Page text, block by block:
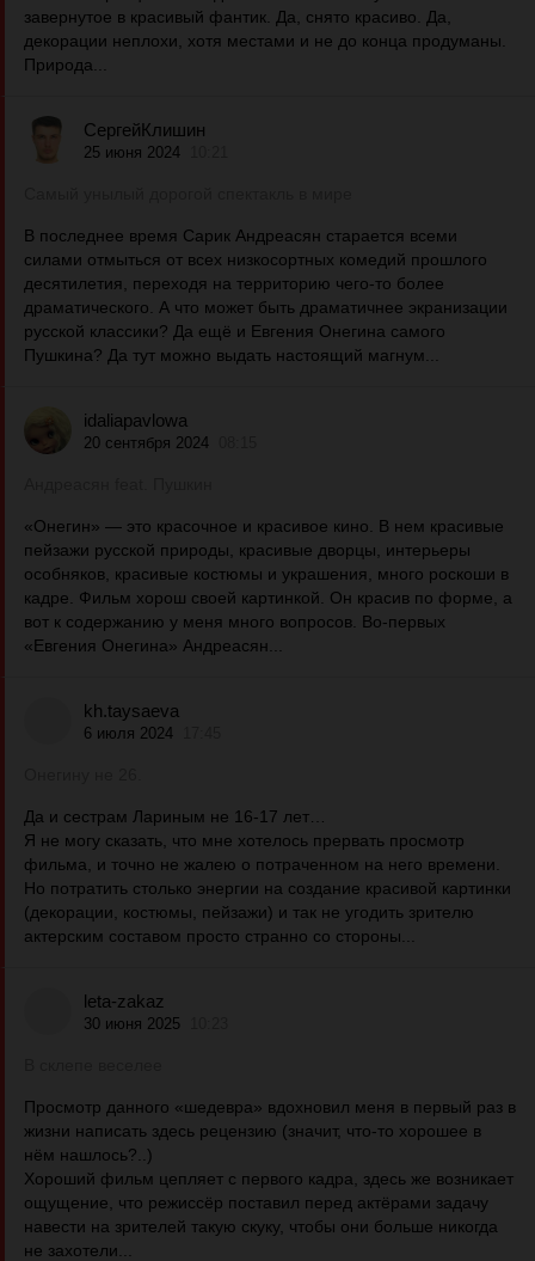
завернутое в красивый фантик. Да, снято красиво. Да,
декорации неплохи, хотя местами и не до конца продуманы.
Природа...
СергейКлишин
25 июня 2024
В последнее время Сарик Андреасян старается всеми
силами отмыться от всех низкосортных комедий прошлого
десятилетия, переходя на территорию чего-то более
драматического. А что может быть драматичнее экранизации
русской классики? Да ещё и Евгения Онегина самого
Пушкина? Да тут можно выдать настоящий магнум...
idaliapavlowa
20 сентября 2024
«Онегин» — это красочное и красивое кино. В нем красивые
пейзажи русской природы, красивые дворцы, интерьеры
особняков, красивые костюмы и украшения, много роскоши в
кадре. Фильм хорош своей картинкой. Он красив по форме, а
вот к содержанию у меня много вопросов. Во-первых
«Евгения Онегина» Андреасян...
kh.taysaeva
6 июля 2024
Да и сестрам Лариным не 16-17 лет…
Я не могу сказать, что мне хотелось прервать просмотр
фильма, и точно не жалею о потраченном на него времени.
Но потратить столько энергии на создание красивой картинки
(декорации, костюмы, пейзажи) и так не угодить зрителю
актерским составом просто странно со стороны...
leta-zakaz
30 июня 2025
Просмотр данного «шедевра» вдохновил меня в первый раз в
жизни написать здесь рецензию (значит, что-то хорошее в
нём нашлось?..)
Хороший фильм цепляет с первого кадра, здесь же возникает
ощущение, что режиссёр поставил перед актёрами задачу
навести на зрителей такую скуку, чтобы они больше никогда
не захотели...